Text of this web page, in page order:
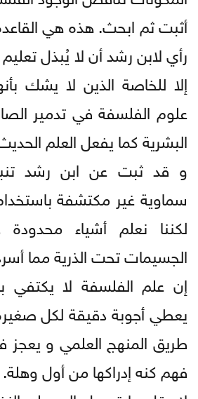
أثبت ثم ابحث. هذه هي
رأي لابن رشد أن لا يُبذل
إلا للخاصة الذين لا يشك
علوم الفلسفة في تدمير
البشرية كما يفعل العلم
و قد ثبت عن ابن رشد
سماوية غير مكتشفة
لكننا نعلم أشياء
الجسيمات تحت الذرية مما
إن علم الفلسفة لا يكتفي
يعطي أجوبة دقيقة لكل
طريق المنهج العلمي و يعجز
فهم كنه إدراكها من أول وهلة.